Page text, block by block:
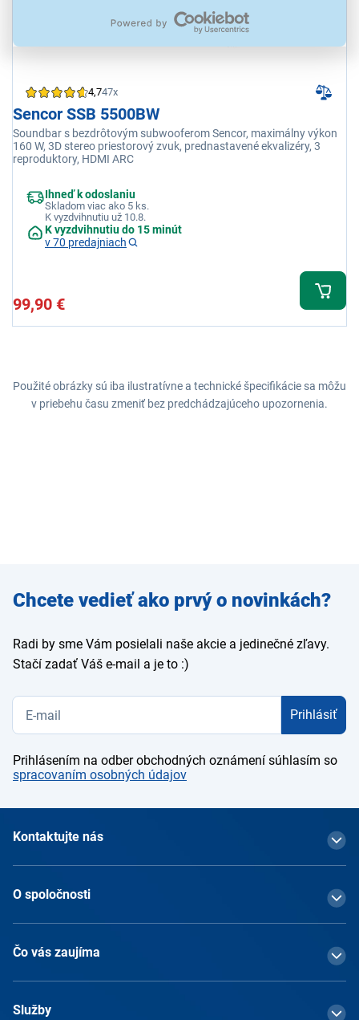
4,747x
Sencor SSB 5500BW
Soundbar s bezdrôtovým subwooferom Sencor, maximálny výkon
160 W, 3D stereo priestorový zvuk, prednastavené ekvalizéry, 3
reproduktory, HDMI ARC
Ihneď k odoslaniu
Skladom viac ako 5 ks.
K vyzdvihnutiu už 10.8.
K vyzdvihnutiu do 15 minút
v 70 predajniach
99,90 €
Použité obrázky sú iba ilustratívne a technické špecifikácie sa môžu
v priebehu času zmeniť bez predchádzajúceho upozornenia.
Zadajte
e-mail
Chcete vedieť ako prvý o novinkách?
Radi by sme Vám posielali naše akcie a jedinečné zľavy.
Stačí zadať Váš e-mail a je to :)
Prihlásiť
Prihlásením na odber obchodných oznámení súhlasím so
spracovaním osobných údajov
Kontaktujte nás
O spoločnosti
Čo vás zaujíma
Služby